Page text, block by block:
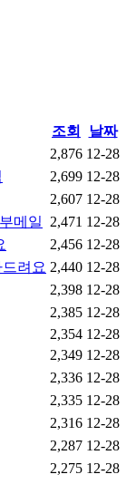
조회
날짜
2,876 12-28
2,699 12-28
2,607 12-28
메일 2,471 12-28
2,456 12-28
려요 2,440 12-28
2,398 12-28
2,385 12-28
2,354 12-28
2,349 12-28
2,336 12-28
2,335 12-28
2,316 12-28
2,287 12-28
2,275 12-28